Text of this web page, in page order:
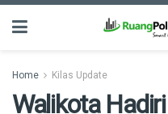
Home Kilas Update
Walikota